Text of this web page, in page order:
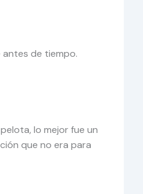
antes de tiempo.
lo mejor fue un
que no era para